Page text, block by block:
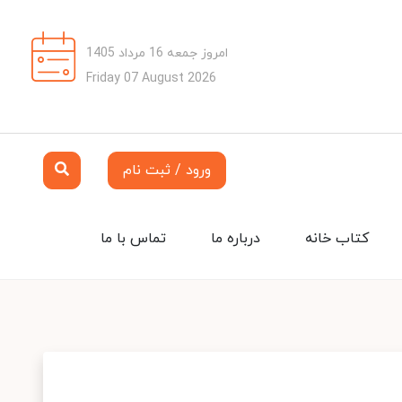
امروز جمعه 16 مرداد 1405
Friday 07 August 2026
ورود / ثبت نام
تماس با ما درباره ما کتاب خانه